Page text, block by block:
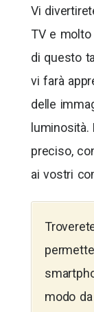
Vi
TV e molto
di questo
vi farà
delle
preciso,
ai vostri
modo